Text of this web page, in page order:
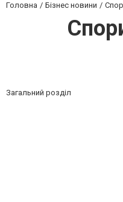
Головна Бізнес новини
Загальний розділ